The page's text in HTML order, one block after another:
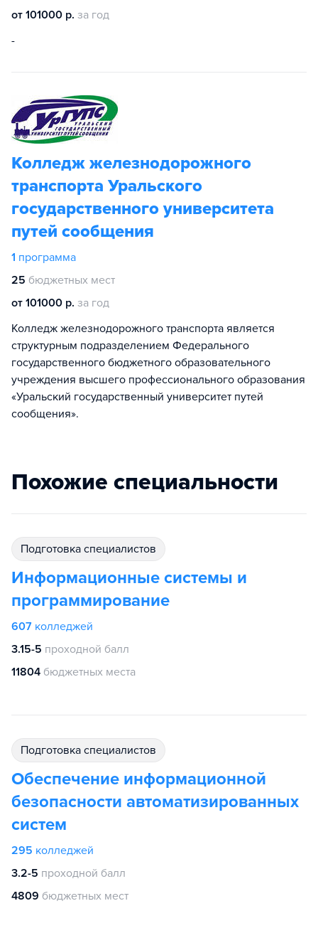
от 101000 р. за год
-
Колледж железнодорожного
транспорта Уральского
государственного университета
путей сообщения
1 программа
25 бюджетных мест
от 101000 р. за год
Колледж железнодорожного транспорта является
структурным подразделением Федерального
государственного бюджетного образовательного
учреждения высшего профессионального образования
«Уральский государственный университет путей
сообщения».
Похожие специальности
подготовка специалистов
Информационные системы и
программирование
607 колледжей
3.15-5 проходной балл
11804 бюджетных места
подготовка специалистов
Обеспечение информационной
безопасности автоматизированных
систем
295 колледжей
3.2-5 проходной балл
4809 бюджетных мест